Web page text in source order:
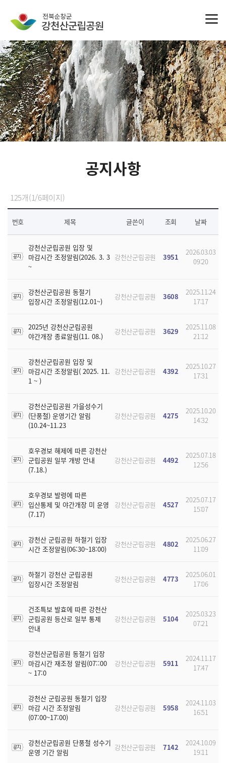
공지사항
125개(1/6페이지)
번호 제목 글쓴이 조회 날짜
강천산군립공원 입장 및
마감시간 조정알림(2026. 3. 3
~
강천산군립공원 3951
2026.03.03
09:20
강천산군립공원 동절기
입장시간 조정알림(12.01~)
강천산군립공원 3608
2025.11.24
17:17
2025년 강천산군립공원
야간개장 종료알림(11. 08.)
강천산군립공원 3629
2025.11.08
21:12
강천산군립공원 입장 및
마감시간 조정알림( 2025. 11.
1 ~ )
강천산군립공원 4392
2025.10.27
17:31
강천산군립공원 가을성수기
(단풍철) 운영기간 알림
(10.24~11.23
강천산군립공원 4275
2025.10.20
14:32
호우경보 해제에 따른 강천산
군립공원 일부 개방 안내
(7.18.)
강천산군립공원 4492
2025.07.18
12:56
호우경보 발령에 따른
입산통제 및 야간개장 미 운영
(7.17)
강천산군립공원 4527
2025.07.17
15:07
강천산 군립공원 하절기 입장
시간 조정알림(06:30~18:00)
강천산군립공원 4802
2025.06.27
11:09
하절기 강천산 군립공원
입장시간 조정알림
강천산군립공원 4773
2025.06.01
17:06
건조특보 발효에 따른 강천산
군립공원 등산로 일부 통제
안내
강천산군립공원 5104
2025.03.23
07:21
강천산군립공원 동절기 입장
마감시간 재조정 알림(07::00
~ 17:0
강천산군립공원 5911
2024.11.17
17:47
강천산 군립공원 동절기 입장
마감 시간 조정알림
(07:00~17:00)
강천산군립공원 5958
2024.11.03
16:51
강천산군립공원 단풍철 성수기
운영 기간 알림
강천산군립공원 7142
2024.10.09
19:11